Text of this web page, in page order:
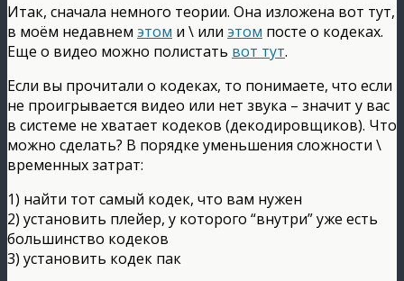
Итак, сначала немного теории. Она изложена вот тут,
в моём недавнем этом и \ или этом посте о кодеках.
Еще о видео можно полистать вот тут.
Если вы прочитали о кодеках, то понимаете, что если
не проигрывается видео или нет звука – значит у вас
в системе не хватает кодеков (декодировщиков). Что
можно сделать? В порядке уменьшения сложности \
временных затрат:
1) найти тот самый кодек, что вам нужен
2) установить плейер, у которого “внутри” уже есть
большинство кодеков
3) установить кодек пак